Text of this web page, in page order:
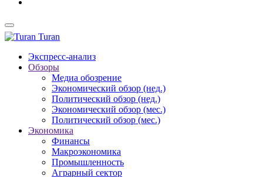
Turan
Экспресс-анализ
Обзоры
Медиа обозрение
Экономический обзор (нед.)
Политический обзор (нед.)
Экономический обзор (мес.)
Политический обзор (мес.)
Экономика
Финансы
Макроэкономика
Промышленность
Аграрный сектор